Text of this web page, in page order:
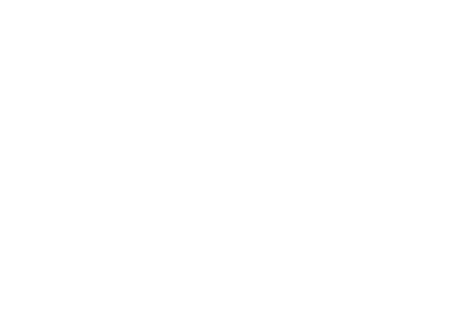
офертой, определяемой положениями Статьи 437